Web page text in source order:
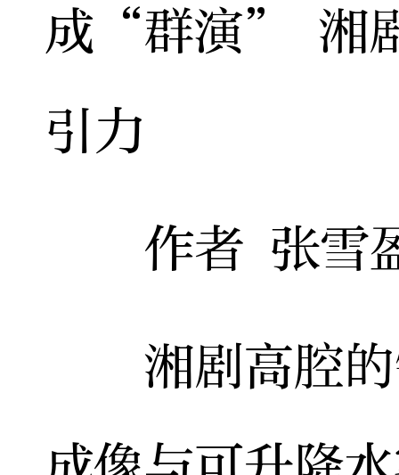
成“群演” 湘
引力
作者 张雪
湘剧高腔的